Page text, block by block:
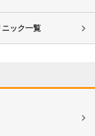
ック一覧